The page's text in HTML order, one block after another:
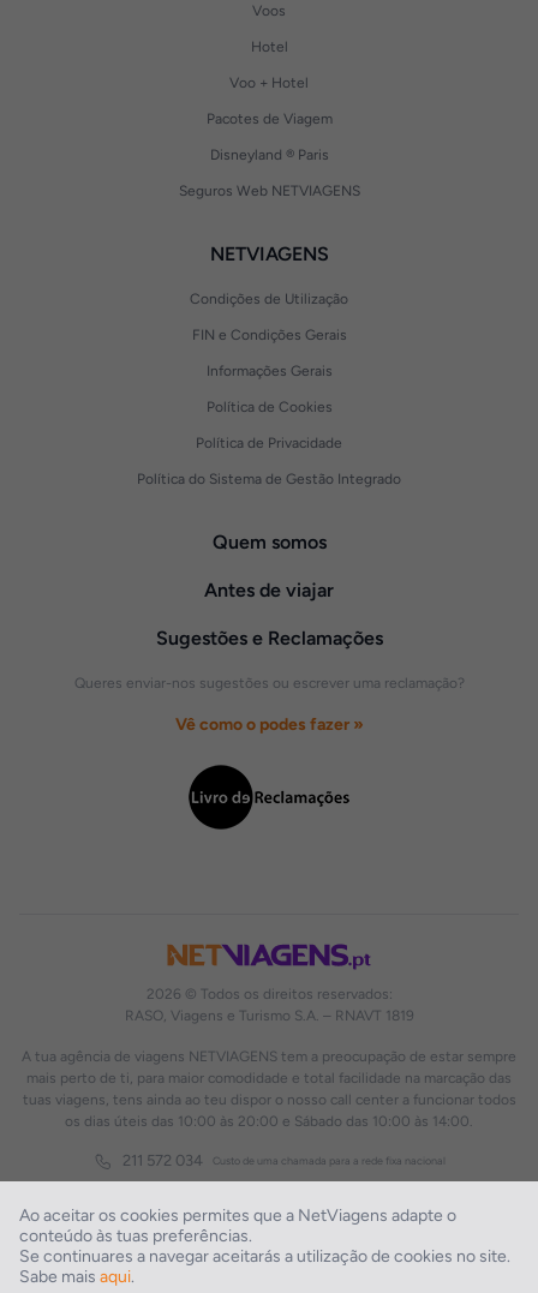
Ao aceitar os cookies permites que a NetViagens adapte o
conteúdo às tuas preferências.
Se continuares a navegar aceitarás a utilização de cookies no site.
Sabe mais aqui.
2026 © Todos os direitos reservados:
RASO, Viagens e Turismo S.A. – RNAVT 1819
A tua agência de viagens NETVIAGENS tem a preocupação de estar sempre
mais perto de ti, para maior comodidade e total facilidade na marcação das
tuas viagens, tens ainda ao teu dispor o nosso call center a funcionar todos
os dias úteis das 10:00 às 20:00 e Sábado das 10:00 às 14:00.
211 572 034 Custo de uma chamada para a rede fixa nacional
Voos
Hotel
Voo + Hotel
Pacotes de Viagem
Disneyland ® Paris
Seguros Web NETVIAGENS
NETVIAGENS
Condições de Utilização
FIN e Condições Gerais
Informações Gerais
Política de Cookies
Política de Privacidade
Política do Sistema de Gestão Integrado
Quem somos
Antes de viajar
Sugestões e Reclamações
Queres enviar-nos sugestões ou escrever uma reclamação?
Vê como o podes fazer »